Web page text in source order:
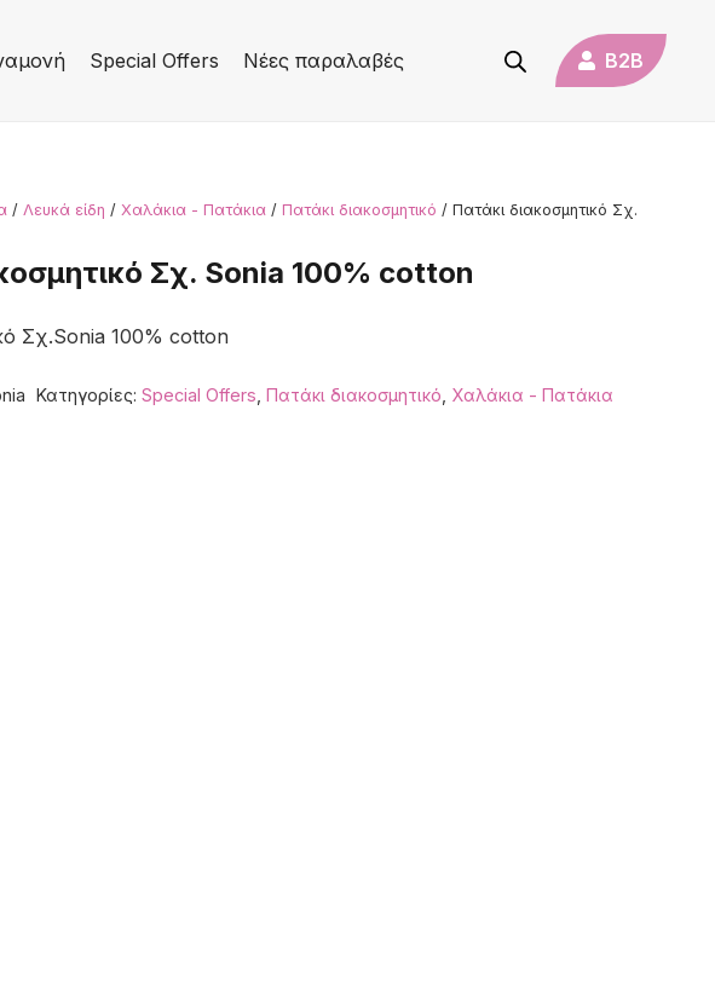
Special Offers Νέες παραλαβές B2B
/Λευκά είδη /Χαλάκια - Πατάκια /Πατάκι διακοσμητικό / Πατάκι διακοσμητικό Σχ.
Σχ. Sonia 100% cotton
Σχ.Sonia 100% cotton
Κατηγορίες: Special Offers Πατάκι διακοσμητικό Χαλάκια - Πατάκια